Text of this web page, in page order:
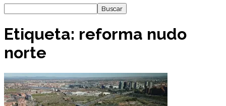
Etiqueta: reforma nudo
norte